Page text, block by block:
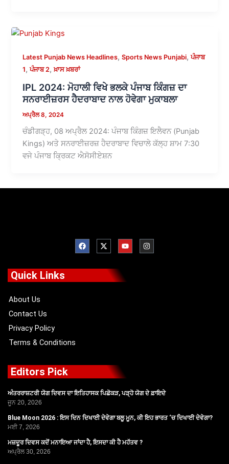
Latest Punjab News Headlines,Sports News Punjabi,ਪੰਜਾਬ
1,ਪੰਜਾਬ 2,ਖ਼ਾਸ ਖ਼ਬਰਾਂ
IPL 2024: ਮੋਹਾਲੀ ਵਿਖੇ ਭਲਕੇ ਪੰਜਾਬ ਕਿੰਗਜ਼ ਦਾ
ਸਨਰਾਈਜ਼ਰਸ ਹੈਦਰਾਬਾਦ ਨਾਲ ਹੋਵੇਗਾ ਮੁਕਾਬਲਾ
ਅਪ੍ਰੈਲ 8, 2024
ਚੰਡੀਗੜ੍ਹ, 08 ਅਪ੍ਰੈਲ 2024: ਪੰਜਾਬ ਕਿੰਗਜ਼ ਇਲੈਵਨ (Punjab
Kings) ਅਤੇ ਸਨਰਾਈਜ਼ਰਜ਼ ਹੈਦਰਾਬਾਦ ਵਿਚਾਲੇ ਕੱਲ੍ਹ ਸ਼ਾਮ 7:30
ਵਜੇ ਪੰਜਾਬ ਕ੍ਰਿਕਟ ਐਸੋਸੀਏਸ਼ਨ
F
a
c
o
X
-
t
t
Y
o
u
e
I
n
s
Quick Links
About Us
Contact Us
Privacy Policy
Terms & Conditions
Editors Pick
ਅੰਤਰਰਾਸ਼ਟਰੀ ਯੋਗ ਦਿਵਸ ਦਾ ਇਤਿਹਾਸਕ ਪਿਛੋਕੜ, ਪੜ੍ਹੋ ਯੋਗ ਦੇ ਫ਼ਾਇਦੇ
ਜੂਨ 20, 2026
Blue Moon 2026 : ਇਸ ਦਿਨ ਦਿਖਾਈ ਦੇਵੇਗਾ ਬਲੂ ਮੂਨ, ਕੀ ਇਹ ਭਾਰਤ ‘ਚ ਦਿਖਾਈ ਦੇਵੇਗਾ?
ਮਈ 7, 2026
ਮਜ਼ਦੂਰ ਦਿਵਸ ਕਦੋਂ ਮਨਾਇਆ ਜਾਂਦਾ ਹੈ, ਇਸਦਾ ਕੀ ਹੈ ਮਹੱਤਵ ?
ਅਪ੍ਰੈਲ 30, 2026